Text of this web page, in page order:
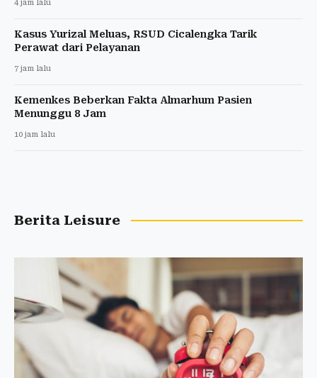
4 jam lalu
Kasus Yurizal Meluas, RSUD Cicalengka Tarik
Perawat dari Pelayanan
7 jam lalu
Kemenkes Beberkan Fakta Almarhum Pasien
Menunggu 8 Jam
10 jam lalu
Berita Leisure